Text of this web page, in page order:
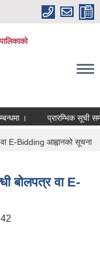
। प्रारम्भिक सूची
वा E-Bidding आह्वानको सूचना
बोलपत्र वा E-